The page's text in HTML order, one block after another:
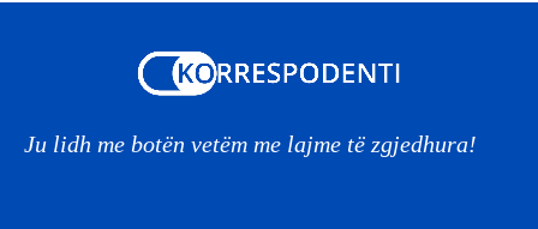
Ju lidh me botën vetëm me lajme të zgjedhura!